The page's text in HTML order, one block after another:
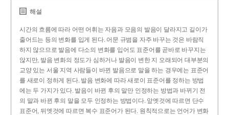
해설
시간의 흐름에 따라 어떤 어휘는 자음과 모음의 발음이 달라지고 길이가
줄어드는 등의 변화를 입게 된다. 어문 규범을 자주 바꾸는 것은 바람직
하지 않으므로 발음에 다소의 변화를 입어도 표준어를 곧바로 바꾸지는
않지만, 발음 변화의 정도가 심하거나 발음이 변한 지 오래되어 대부분의
교양 있는 서울 지역 사람들이 바뀐 발음으로 말을 하는 경우에는 표준어
를 새로이 정하게 된다. 발음 변화에 따라 새로이 표준어를 정하는 방법
에는 두 가지가 있다. 발음이 바뀐 후의 말만 인정하는 방법과 바뀌기 전
의 말과 바뀐 후의 말을 모두 인정하는 방법이다. 앞엣것에 따르면 단수
표준어, 뒤엣것에 따르면 복수 표준어가 된다. 원칙적으로는 언어가 변화